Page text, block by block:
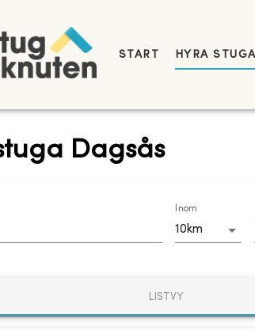
START HYRA STUGA
Dagsås
Inom
10km
LISTVY